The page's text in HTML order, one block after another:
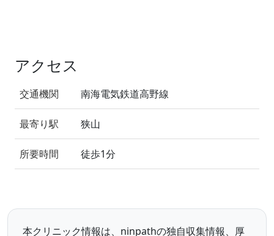
アクセス
交通機関 南海電気鉄道高野線
最寄り駅 狭山
所要時間 徒歩1分
本クリニック情報は、ninpathの独自収集情報、厚